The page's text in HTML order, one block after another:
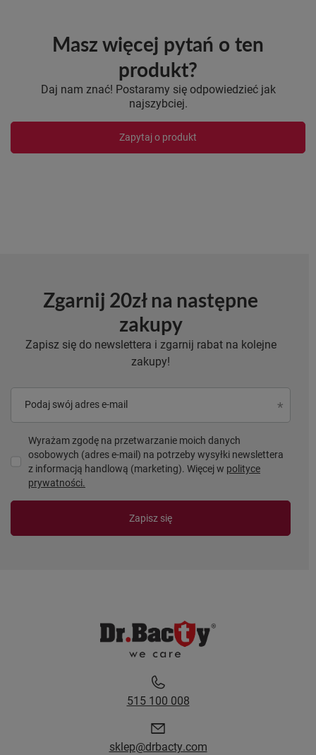
Masz więcej pytań o ten
produkt?
Daj nam znać! Postaramy się odpowiedzieć jak
najszybciej.
Zapytaj o produkt
Zgarnij 20zł na następne
zakupy
Zapisz się do newslettera i zgarnij rabat na kolejne
zakupy!
Podaj swój adres e-mail
Wyrażam zgodę na przetwarzanie moich danych
osobowych (adres e-mail) na potrzeby wysyłki newslettera
z informacją handlową (marketing). Więcej w polityce
prywatności.
Zapisz się
515 100 008
sklep@drbacty.com